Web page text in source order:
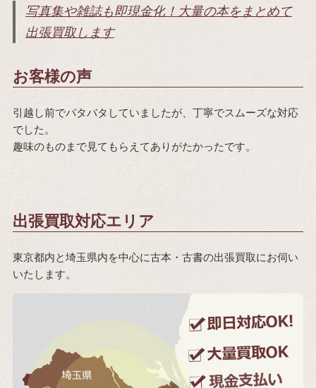
写真集や雑誌も即現金化！大量の本をまとめて
出張買取します
お客様の声
引越し前でバタバタしていましたが、丁寧でスムーズな対応
でした。
趣味のものまで見てもらえてありがたかったです。
出張買取対応エリア
東京都内と埼玉県内を中心に古本・古書の出張買取にお伺い
いたします。